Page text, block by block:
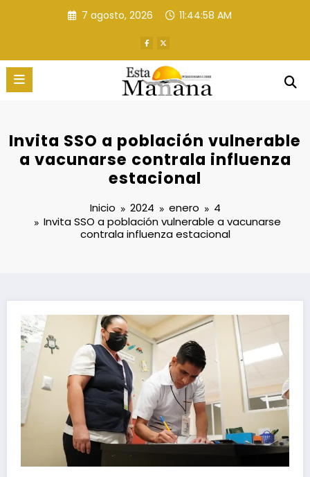
7 agosto, 2026 11:44:59 AM
Invita SSO a población vulnerable
a vacunarse contrala influenza
estacional
Inicio 2024 enero
4
Invita SSO a población vulnerable a vacunarse
contrala influenza estacional